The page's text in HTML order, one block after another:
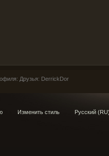
Друзья: DerrickDor
Изменить стиль Русский